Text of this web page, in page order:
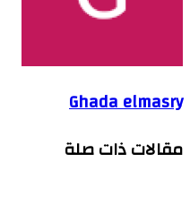
Ghada elmasry
مقالات ذات صلة